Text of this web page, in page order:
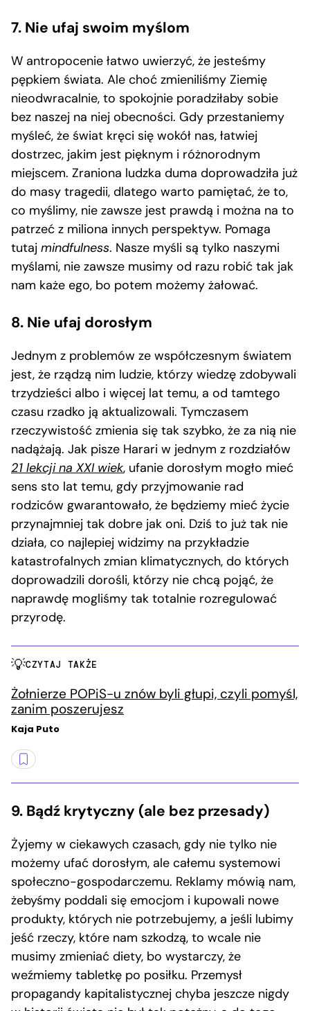
7. Nie ufaj swoim myślom
W antropocenie łatwo uwierzyć, że jesteśmy
pępkiem świata. Ale choć zmieniliśmy Ziemię
nieodwracalnie, to spokojnie poradziłaby sobie
bez naszej na niej obecności. Gdy przestaniemy
myśleć, że świat kręci się wokół nas, łatwiej
dostrzec, jakim jest pięknym i różnorodnym
miejscem. Zraniona ludzka duma doprowadziła już
do masy tragedii, dlatego warto pamiętać, że to,
co myślimy, nie zawsze jest prawdą i można na to
patrzeć z miliona innych perspektyw. Pomaga
tutaj mindfulness. Nasze myśli są tylko naszymi
myślami, nie zawsze musimy od razu robić tak jak
nam każe ego, bo potem możemy żałować.
8. Nie ufaj dorosłym
Jednym z problemów ze współczesnym światem
jest, że rządzą nim ludzie, którzy wiedzę zdobywali
trzydzieści albo i więcej lat temu, a od tamtego
czasu rzadko ją aktualizowali. Tymczasem
rzeczywistość zmienia się tak szybko, że za nią nie
nadążają. Jak pisze Harari w jednym z rozdziałów
21 lekcji na XXI wiek, ufanie dorosłym mogło mieć
sens sto lat temu, gdy przyjmowanie rad
rodziców gwarantowało, że będziemy mieć życie
przynajmniej tak dobre jak oni. Dziś to już tak nie
działa, co najlepiej widzimy na przykładzie
katastrofalnych zmian klimatycznych, do których
doprowadzili dorośli, którzy nie chcą pojąć, że
naprawdę mogliśmy tak totalnie rozregulować
przyrodę.
CZYTAJ TAKŻE
Żołnierze POPiS-u znów byli głupi, czyli pomyśl,
zanim poszerujesz
Kaja Puto
9. Bądź krytyczny (ale bez przesady)
Żyjemy w ciekawych czasach, gdy nie tylko nie
możemy ufać dorosłym, ale całemu systemowi
społeczno-gospodarczemu. Reklamy mówią nam,
żebyśmy poddali się emocjom i kupowali nowe
produkty, których nie potrzebujemy, a jeśli lubimy
jeść rzeczy, które nam szkodzą, to wcale nie
musimy zmieniać diety, bo wystarczy, że
weźmiemy tabletkę po posiłku. Przemysł
propagandy kapitalistycznej chyba jeszcze nigdy